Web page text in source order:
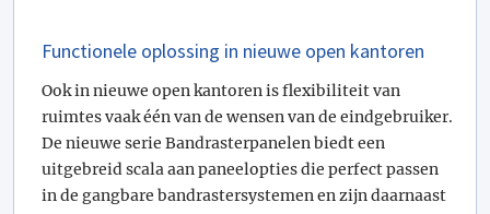
Functionele oplossing in nieuwe open kantoren
Ook in nieuwe open kantoren is flexibiliteit van
ruimtes vaak één van de wensen van de eindgebruiker.
De nieuwe serie Bandrasterpanelen biedt een
uitgebreid scala aan paneelopties die perfect passen
in de gangbare bandrastersystemen en zijn daarnaast